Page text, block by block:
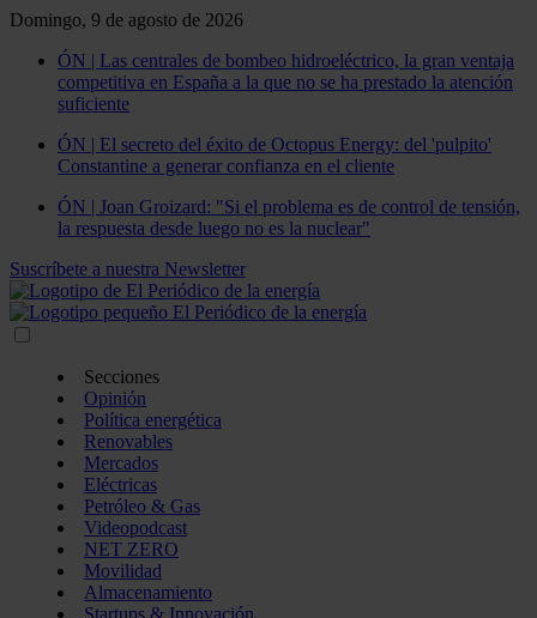
Domingo, 9 de agosto de 2026
ÓN | Las centrales de bombeo hidroeléctrico, la gran ventaja
competitiva en España a la que no se ha prestado la atención
suficiente
ÓN | El secreto del éxito de Octopus Energy: del 'pulpito'
Constantine a generar confianza en el cliente
ÓN | Joan Groizard: "Si el problema es de control de tensión,
la respuesta desde luego no es la nuclear"
Suscríbete a nuestra Newsletter
Secciones
Opinión
Política energética
Renovables
Mercados
Eléctricas
Petróleo & Gas
Videopodcast
NET ZERO
Movilidad
Almacenamiento
Startups & Innovación